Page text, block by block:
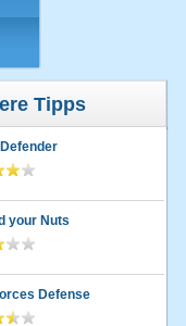
Tipps
your Nuts
Defense